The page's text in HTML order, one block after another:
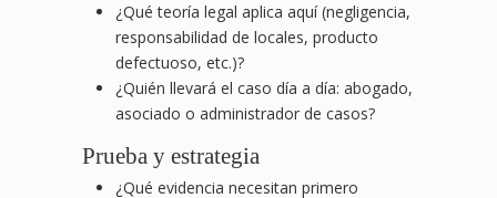
¿Qué teoría legal aplica aquí (negligencia,
responsabilidad de locales, producto
defectuoso, etc.)?
¿Quién llevará el caso día a día: abogado,
asociado o administrador de casos?
Prueba y estrategia
¿Qué evidencia necesitan primero